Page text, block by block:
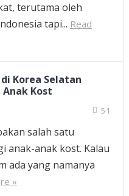
terutama oleh
tapi... Read
Korea Selatan
Kost
51
salah satu
anak-anak kost. Kalau
ada yang namanya
»